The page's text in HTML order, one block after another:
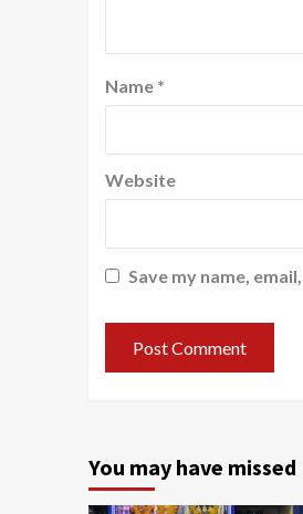
Name *
Website
Save my name,
You may have missed